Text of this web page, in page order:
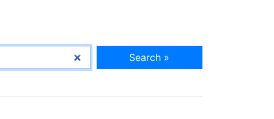
Search »